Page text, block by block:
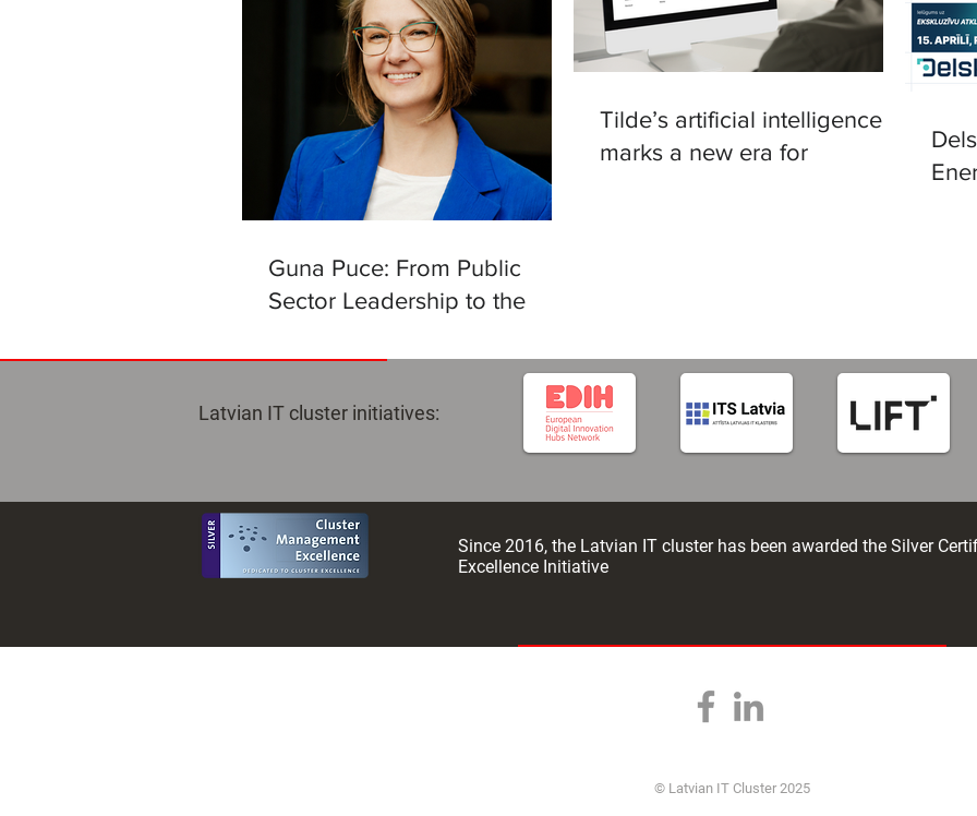
Guna Puce: From Public
Sector Leadership to the
Intelligence Centre
Tilde’s artificial intelligence
marks a new era for
Latvian IT cluster initiatives:
Since 2016, the Latvian IT cluster has been awarded the Silver
Excellence Initiative
© Latvian IT Cluster 2025